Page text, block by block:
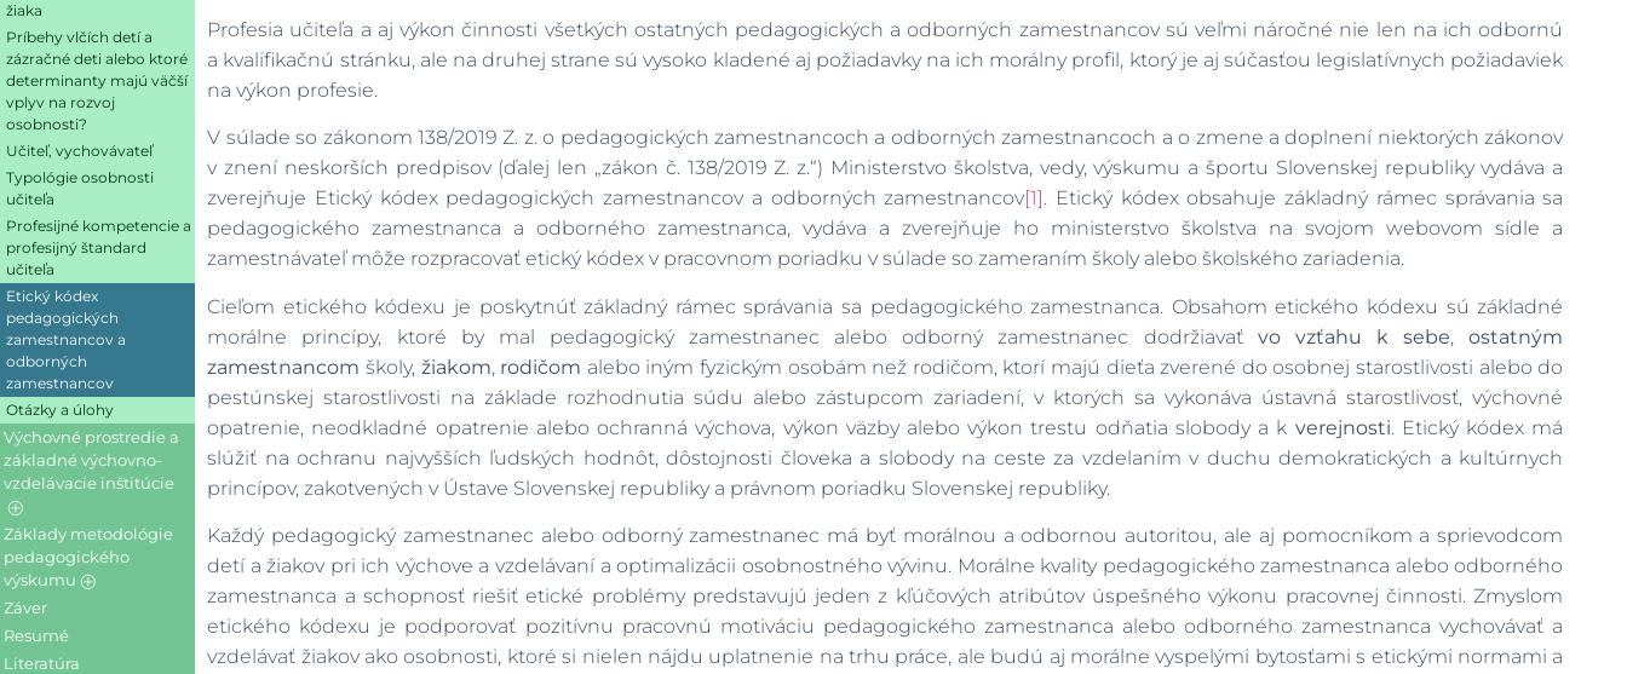
Otázky a úlohy
žiaka
Príbehy vlčích detí a
zázračné deti alebo ktoré
determinanty majú väčší
vplyv na rozvoj
osobnosti?
Učiteľ, vychovávateľ
Typológie osobnosti
učiteľa
Profesijné kompetencie a
profesijný štandard
učiteľa
Etický kódex
pedagogických
zamestnancov a
odborných
zamestnancov
Otázky a úlohy
Výchovné prostredie a
základné výchovno-
vzdelávacie inštitúcie
Prostredie rodiny a
výchova v rodine
Školské prostredie a
výchova v škole
Školský systém v SR
Výchova vo voľnom čase
Základy metodológie
pedagogického
výskumu
Druhy výskumu v
pedagogike
Postupnosť
Záver
Resumé
Literatúra
Profesia učiteľa a aj výkon činnosti všetkých ostatných pedagogických a odborných zamestnancov sú veľmi náročné nie len na ich odbornú
a kvalifikačnú stránku, ale na druhej strane sú vysoko kladené aj požiadavky na ich morálny profil, ktorý je aj súčasťou legislatívnych požiadaviek
na výkon profesie.
V súlade so zákonom 138/2019 Z. z. o pedagogických zamestnancoch a odborných zamestnancoch a o zmene a doplnení niektorých zákonov
v znení neskorších predpisov (ďalej len „zákon č. 138/2019 Z. z.“) Ministerstvo školstva, vedy, výskumu a športu Slovenskej republiky vydáva a
zverejňuje Etický kódex pedagogických zamestnancov a odborných zamestnancov[1] . Etický kódex obsahuje základný rámec správania sa
pedagogického zamestnanca a odborného zamestnanca, vydáva a zverejňuje ho ministerstvo školstva na svojom webovom sídle a
zamestnávateľ môže rozpracovať etický kódex v pracovnom poriadku v súlade so zameraním školy alebo školského zariadenia.
Cieľom etického kódexu je poskytnúť základný rámec správania sa pedagogického zamestnanca. Obsahom etického kódexu sú základné
morálne princípy, ktoré by mal pedagogický zamestnanec alebo odborný zamestnanec dodržiavať vo vzťahu k sebe,ostatným
zamestnancom školy, žiakom, rodičom alebo iným fyzickým osobám než rodičom, ktorí majú dieťa zverené do osobnej starostlivosti alebo do
pestúnskej starostlivosti na základe rozhodnutia súdu alebo zástupcom zariadení, v ktorých sa vykonáva ústavná starostlivosť, výchovné
opatrenie, neodkladné opatrenie alebo ochranná výchova, výkon väzby alebo výkon trestu odňatia slobody a k verejnosti. Etický kódex má
slúžiť na ochranu najvyšších ľudských hodnôt, dôstojnosti človeka a slobody na ceste za vzdelaním v duchu demokratických a kultúrnych
princípov, zakotvených v Ústave Slovenskej republiky a právnom poriadku Slovenskej republiky.
Každý pedagogický zamestnanec alebo odborný zamestnanec má byť morálnou a odbornou autoritou, ale aj pomocníkom a sprievodcom
detí a žiakov pri ich výchove a vzdelávaní a optimalizácii osobnostného vývinu. Morálne kvality pedagogického zamestnanca alebo odborného
zamestnanca a schopnosť riešiť etické problémy predstavujú jeden z kľúčových atribútov úspešného výkonu pracovnej činnosti. Zmyslom
etického kódexu je podporovať pozitívnu pracovnú motiváciu pedagogického zamestnanca alebo odborného zamestnanca vychovávať a
vzdelávať žiakov ako osobnosti, ktoré si nielen nájdu uplatnenie na trhu práce, ale budú aj morálne vyspelými bytosťami s etickými normami a